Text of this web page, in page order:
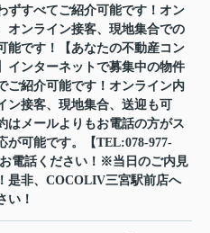
ずすべてご紹介可能です！オン
オンライン接客、現地集合での
能です！【あなたの不動産コン
インターネットで募集中の物件
ご紹介可能です！オンライン内
ン接客、現地集合、送迎も可
はメールよりもお電話の方がス
が可能です。【TEL:078-977-
電話ください！※当日のご内見
是非、COCOLIV三宮駅前店へ
い！